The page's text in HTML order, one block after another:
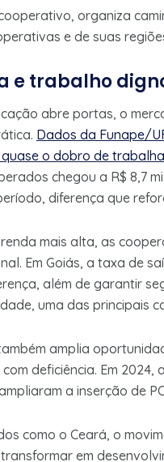
organiza
e de suas
e trabalho
abre portas, o
Dados da Funape/
o dobro de
chegou a R$ 8,7
diferença que
mais alta, as
Em Goiás, a taxa de
além de garantir
uma das principais
amplia
deficiência. Em
a inserção de
como o Ceará, o
em